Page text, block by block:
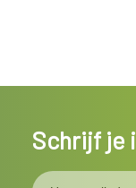
Schrijf je